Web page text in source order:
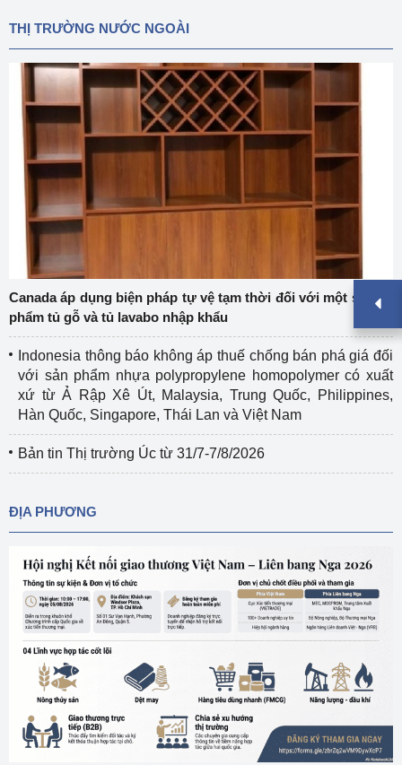
THỊ TRƯỜNG NƯỚC NGOÀI
Canada áp dụng biện pháp tự vệ tạm thời đối với một số sản
phẩm tủ gỗ và tủ lavabo nhập khẩu
Indonesia thông báo không áp thuế chống bán phá giá đối
với sản phẩm nhựa polypropylene homopolymer có xuất
xứ từ Ả Rập Xê Út, Malaysia, Trung Quốc, Philippines,
Hàn Quốc, Singapore, Thái Lan và Việt Nam
Bản tin Thị trường Úc từ 31/7-7/8/2026
ĐỊA PHƯƠNG